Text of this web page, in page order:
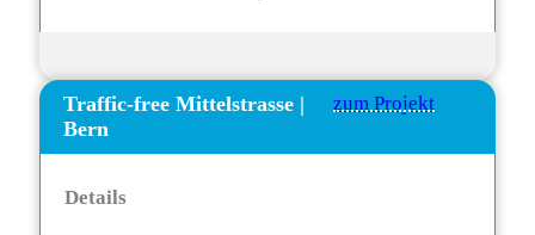
Traffic-free Mittelstrasse |
Bern
zum Projekt
Details